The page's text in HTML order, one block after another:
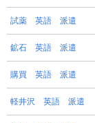
試薬 英語 派遣
鉱石 英語 派遣
購買 英語 派遣
軽井沢 英語 派遣